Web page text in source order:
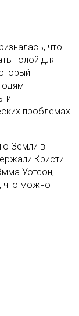
что
голой для
и
проблемах
Земли в
Кристи
Уотсон,
что можно